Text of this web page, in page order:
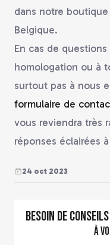
dans notre
Belgique.
En cas de
homologation ou à
surtout pas à nous
formulaire de
vous reviendra très
réponses éclairées
24 oct 2023
Besoin de
à